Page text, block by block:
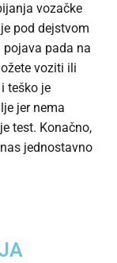
vozačke
pod dejstvom
pada na
voziti ili
teško je
jer nema
test. Konačno,
jednostavno